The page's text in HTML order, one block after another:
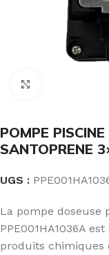
POMPE
SANTOPRENE
UGS :
La pompe doseuse
PPE001HA1036A
produits chimiques